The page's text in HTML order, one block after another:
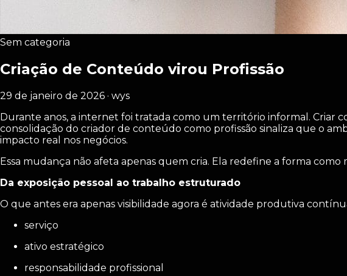
Sem categoria
Criação de Conteúdo virou Profissão
29 de janeiro de 2026 · wys
Durante anos, a internet foi tratada como um território informal. Criar
consolidação do criador de conteúdo como profissão sinaliza que o
impacto real nos negócios.
Essa mudança não afeta apenas quem cria. Ela redefine a forma
Da exposição pessoal ao trabalho estruturado
O que antes era apenas visibilidade agora é atividade produtiva
serviço
ativo estratégico
responsabilidade profissional